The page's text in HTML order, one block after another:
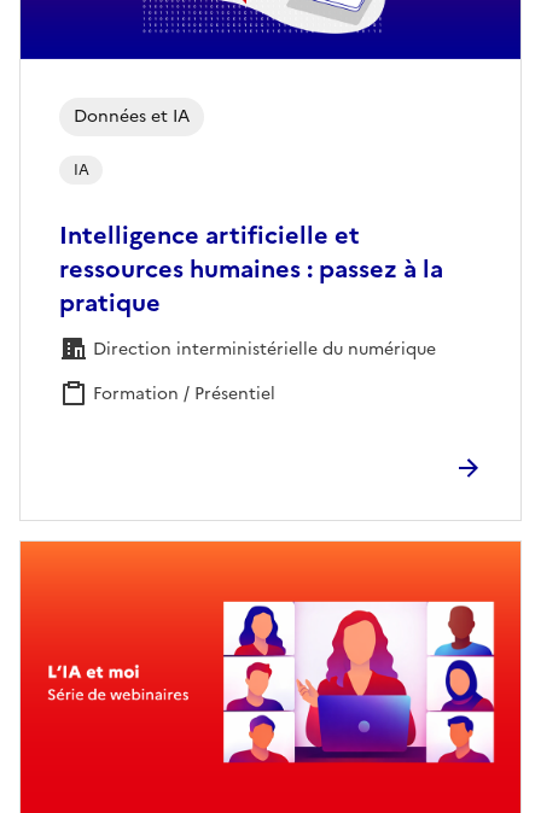
Données et IA
IA
Intelligence artificielle et
ressources humaines : passez à la
pratique
Direction interministérielle du numérique
Formation / Présentiel